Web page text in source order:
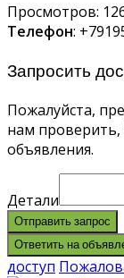
Просмотров:
Телефон:
Запросить
Пожалуйста,
нам проверить,
объявления.
Детали
Отправить запрос
Ответить на
доступ